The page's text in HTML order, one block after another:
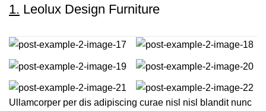
1. Leolux Design Furniture
Ullamcorper per dis adipiscing curae nisl nisl blandit nunc